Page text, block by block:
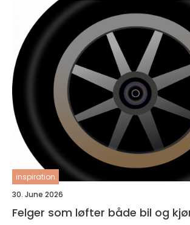
inspiration
30. June 2026
Felger som løfter både bil og